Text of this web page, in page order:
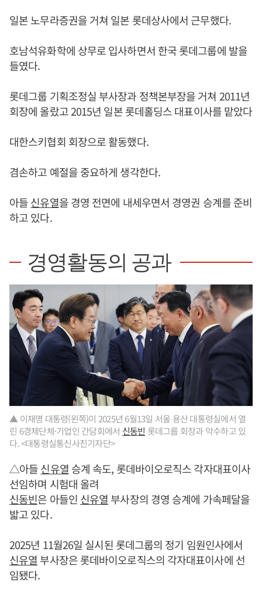
일본 노무라증권을 거쳐 일본 롯데상사에서 근무했다.
호남석유화학에 상무로 입사하면서 한국 롯데그룹에 발을
들였다.
롯데그룹 기획조정실 부사장과 정책본부장을 거쳐 2011년
회장에 올랐고 2015년 일본 롯데홀딩스 대표이사를 맡았다
대한스키협회 회장으로 활동했다.
겸손하고 예절을 중요하게 생각한다.
아들신유열을 경영 전면에 내세우면서 경영권 승계를 준비
하고 있다.
경영활동의 공과
▲ 이재명 대통령(왼쪽)이 2025년 6월13일 서울 용산 대통령실에서 열
린 6경제단체·기업인 간담회에서 신동빈 롯데그룹 회장과 악수하고 있
다. <대통령실통신사진기자단>
△아들신유열 승계 속도, 롯데바이오로직스 각자대표이사
선임하며 시험대 올려
신동빈은 아들인 신유열부사장의 경영 승계에 가속페달을
밟고 있다.
2025년 11월26일 실시된 롯데그룹의 정기 임원인사에서
신유열부사장은 롯데바이오로직스의 각자대표이사에 선
임됐다.